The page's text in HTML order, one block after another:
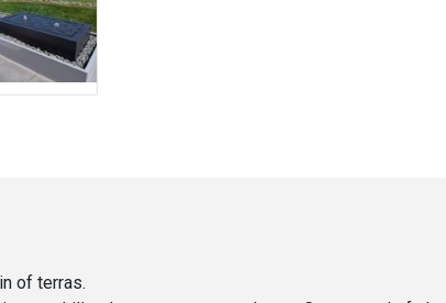
of terras.